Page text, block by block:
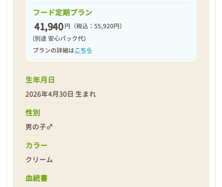
❮
フード定期プラン
41,940 円 （税込：55,920円）
(別途 安心パック代)
プランの詳細はこちら
生年月日
2026年4月30日 生まれ
性別
男の子♂
カラー
クリーム
血統書